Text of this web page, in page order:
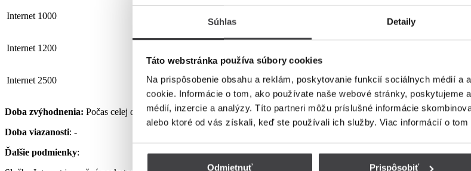
Súhlas Detaily
Táto webstránka používa súbory cookies
Na prispôsobenie obsahu a reklám, poskytovanie funkcií sociálnych médií a
cookie. Informácie o tom, ako používate naše webové stránky, poskytujeme
médií, inzercie a analýzy. Títo partneri môžu príslušné informácie
alebo ktoré od vás získali, keď ste používali ich služby. Viac informácií o tom
Odmietnuť Prispôsobiť
Internet 1000
Internet 1200
Internet 2500 32,90 €
Doba zvýhodnenia: Počas celej doby využívania Služby podľa podmienok tejto kampane
Doba viazanosti: -
Ďalšie podmienky: